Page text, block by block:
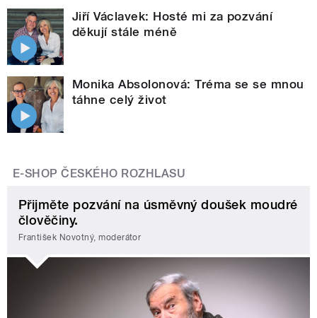
Jiří Václavek: Hosté mi za pozvání
děkují stále méně
Monika Absolonová: Tréma se se mnou
táhne celý život
E-SHOP ČESKÉHO ROZHLASU
Přijměte pozvání na úsměvný doušek moudré
člověčiny.
František Novotný, moderátor